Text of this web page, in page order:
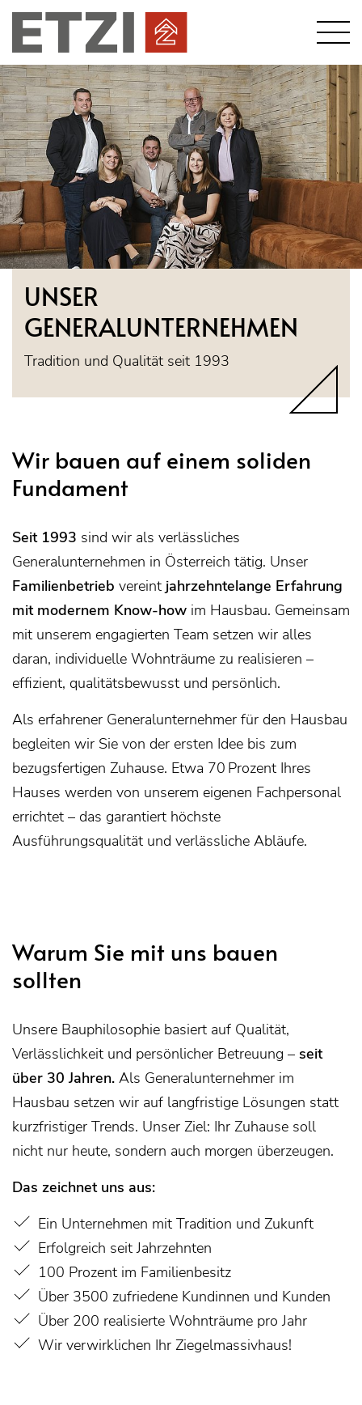
UNSER
GENERALUNTERNEHMEN
Tradition und Qualität seit 1993
Wir bauen auf einem soliden
Fundament
Seit 1993 sind wir als verlässliches
Generalunternehmen in Österreich tätig. Unser
Familienbetrieb vereint jahrzehntelange Erfahrung
mit modernem Know-how im Hausbau. Gemeinsam
mit unserem engagierten Team setzen wir alles
daran, individuelle Wohnträume zu realisieren –
effizient, qualitätsbewusst und persönlich.
Als erfahrener Generalunternehmer für den Hausbau
begleiten wir Sie von der ersten Idee bis zum
bezugsfertigen Zuhause. Etwa 70 Prozent Ihres
Hauses werden von unserem eigenen Fachpersonal
errichtet – das garantiert höchste
Ausführungsqualität und verlässliche Abläufe.
Warum Sie mit uns bauen
sollten
Unsere Bauphilosophie basiert auf Qualität,
Verlässlichkeit und persönlicher Betreuung – seit
über 30 Jahren. Als Generalunternehmer im
Hausbau setzen wir auf langfristige Lösungen statt
kurzfristiger Trends. Unser Ziel: Ihr Zuhause soll
nicht nur heute, sondern auch morgen überzeugen.
Das zeichnet uns aus:
Ein Unternehmen mit Tradition und Zukunft
Erfolgreich seit Jahrzehnten
100 Prozent im Familienbesitz
Über 3500 zufriedene Kundinnen und Kunden
Über 200 realisierte Wohnträume pro Jahr
Wir verwirklichen Ihr Ziegelmassivhaus!